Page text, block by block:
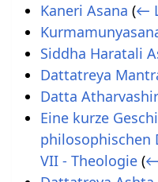
Kaneri Asana (←
Siddha Haratali
Dattatreya
Datta
Eine kurze
philosophischen
VII - Theologie (←